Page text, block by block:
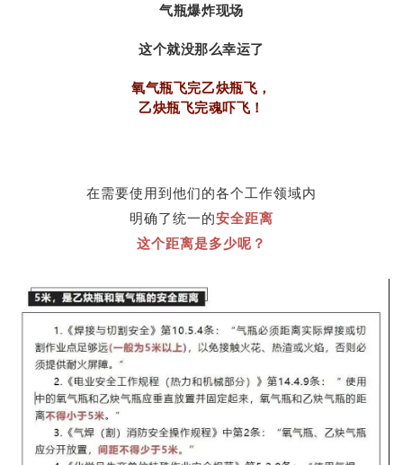
气瓶爆炸现场
这个就没那么幸运了
氧气瓶飞完乙炔瓶飞，
乙炔瓶飞完魂吓飞！
在需要使用到他们的各个工作领域内
明确了统一的安全距离
这个距离是多少呢？